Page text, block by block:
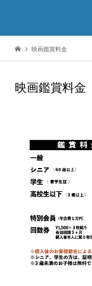
映画鑑賞料金
映画鑑賞料金